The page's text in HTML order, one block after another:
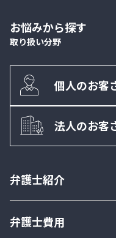
お悩みから探す
取り扱い分野
個人のお客
法人のお客
弁護士紹介
弁護士費用